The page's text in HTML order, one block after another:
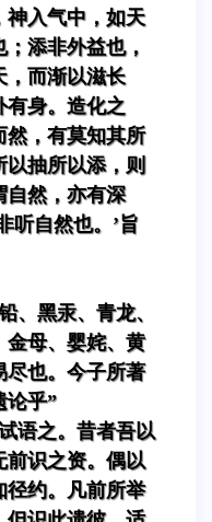
神入气中，如天
添非外益也，
，而渐以滋长
有身。造化之
然，有莫知其所
以抽所以添，则
自然，亦有深
听自然也。’旨
、黑汞、青龙、
金母、婴姹、黄
尽也。今子所著
论乎”
语之。昔者吾以
前识之资。偶以
径约。凡前所举